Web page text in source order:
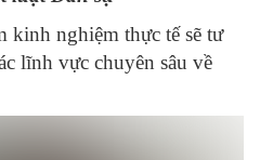
kinh nghiệm thực tế sẽ tư
lĩnh vực chuyên sâu về